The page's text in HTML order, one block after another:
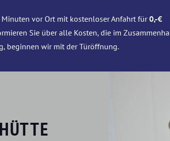
vor Ort mit kostenloser Anfahrt für0,-€
Sie über alle Kosten, die im
beginnen wir mit der Türöffnung.